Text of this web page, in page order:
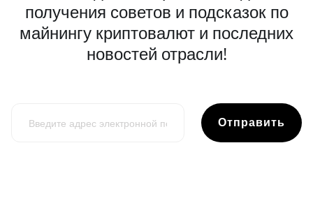
получения советов и подсказок по
майнингу криптовалют и последних
новостей отрасли!
Отправить